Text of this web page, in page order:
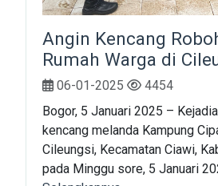
Angin Kencang
Rumah Warga di
06-01-2025
4454
Bogor, 5 Januari 2025 –
kencang melanda Kampung
Cileungsi, Kecamatan Ciawi,
pada Minggu sore, 5 Januari